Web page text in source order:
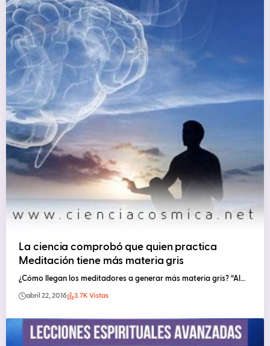
La ciencia comprobó que quien practica
Meditación tiene más materia gris
¿Cómo llegan los meditadores a generar más materia gris? “Al…
abril 22, 2016 3.7K Vistas